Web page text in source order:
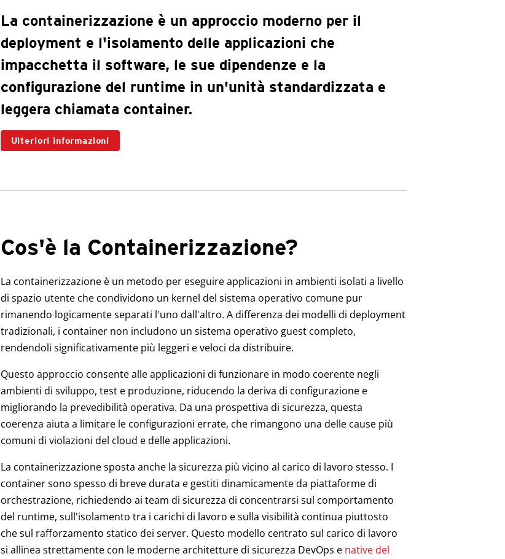
La containerizzazione è un approccio moderno per il
deployment e l'isolamento delle applicazioni che
impacchetta il software, le sue dipendenze e la
configurazione del runtime in un'unità standardizzata e
leggera chiamata container.
Ulteriori informazioni
Cos'è la Containerizzazione?
La containerizzazione è un metodo per eseguire applicazioni in ambienti isolati a livello
di spazio utente che condividono un kernel del sistema operativo comune pur
rimanendo logicamente separati l'uno dall'altro. A differenza dei modelli di deployment
tradizionali, i container non includono un sistema operativo guest completo,
rendendoli significativamente più leggeri e veloci da distribuire.
Questo approccio consente alle applicazioni di funzionare in modo coerente negli
ambienti di sviluppo, test e produzione, riducendo la deriva di configurazione e
migliorando la prevedibilità operativa. Da una prospettiva di sicurezza, questa
coerenza aiuta a limitare le configurazioni errate, che rimangono una delle cause più
comuni di violazioni del cloud e delle applicazioni.
La containerizzazione sposta anche la sicurezza più vicino al carico di lavoro stesso. I
container sono spesso di breve durata e gestiti dinamicamente da piattaforme di
orchestrazione, richiedendo ai team di sicurezza di concentrarsi sul comportamento
del runtime, sull'isolamento tra i carichi di lavoro e sulla visibilità continua piuttosto
che sul rafforzamento statico dei server. Questo modello centrato sul carico di lavoro
si allinea strettamente con le moderne architetture di sicurezza DevOps e native del